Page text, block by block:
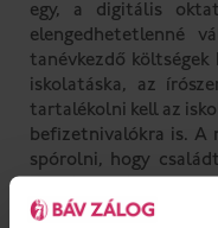
egy, a digitális
elengedhetetlenné
tanévkezdő
iskolatáska, az
tartalékolni kell az
befizetnivalókra is. A
spórolni, hogy